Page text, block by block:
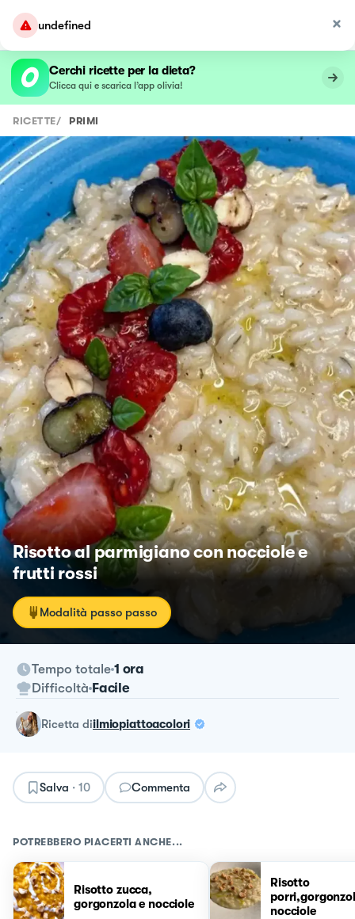
undefined
Cerchi ricette per la dieta?
Clicca qui e scarica l’app olivia!
RICETTE/ PRIMI
Risotto al parmigiano con nocciole e
frutti rossi
Modalità passo passo
Tempo totale 1 ora
Difficoltà Facile
ricetta diilmiopiattoacolori
Salva · 10 Commenta
POTREBBERO PIACERTI ANCHE...
Risotto zucca,
gorgonzola e nocciole
Risotto
nocciole